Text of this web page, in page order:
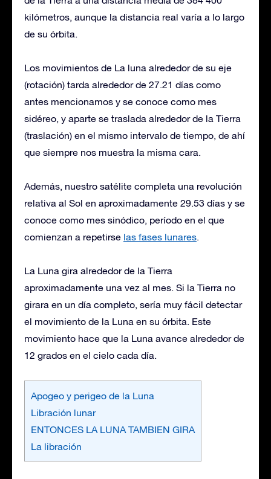
kilómetros, aunque la distancia real varía a lo largo
de su órbita.
Los movimientos de La luna alrededor de su eje
(rotación) tarda alrededor de 27.21 días como
antes mencionamos y se conoce como mes
sidéreo, y aparte se traslada alrededor de la Tierra
(traslación) en el mismo intervalo de tiempo, de ahí
que siempre nos muestra la misma cara.
Además, nuestro satélite completa una revolución
relativa al Sol en aproximadamente 29.53 días y se
conoce como mes sinódico, período en el que
comienzan a repetirse las fases lunares.
La Luna gira alrededor de la Tierra
aproximadamente una vez al mes. Si la Tierra no
girara en un día completo, sería muy fácil detectar
el movimiento de la Luna en su órbita. Este
movimiento hace que la Luna avance alrededor de
12 grados en el cielo cada día.
Apogeo y perigeo de la Luna
Libración lunar
ENTONCES LA LUNA TAMBIEN GIRA
La libración